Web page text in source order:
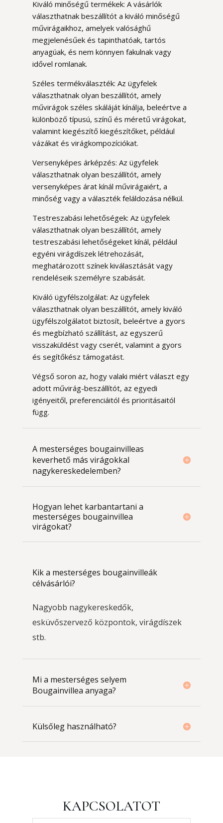
Kiváló minőségű termékek: A vásárlók
választhatnak beszállítót a kiváló minőségű
művirágaikhoz, amelyek valósághű
megjelenésűek és tapinthatóak, tartós
anyagúak, és nem könnyen fakulnak vagy
idővel romlanak.
Széles termékválaszték: Az ügyfelek
választhatnak olyan beszállítót, amely
művirágok széles skáláját kínálja, beleértve a
különböző típusú, színű és méretű virágokat,
valamint kiegészítő kiegészítőket, például
vázákat és virágkompozíciókat.
Versenyképes árképzés: Az ügyfelek
választhatnak olyan beszállítót, amely
versenyképes árat kínál művirágaiért, a
minőség vagy a választék feláldozása nélkül.
Testreszabási lehetőségek: Az ügyfelek
választhatnak olyan beszállítót, amely
testreszabási lehetőségeket kínál, például
egyéni virágdíszek létrehozását,
meghatározott színek kiválasztását vagy
rendeléseik személyre szabását.
Kiváló ügyfélszolgálat: Az ügyfelek
választhatnak olyan beszállítót, amely kiváló
ügyfélszolgálatot biztosít, beleértve a gyors
és megbízható szállítást, az egyszerű
visszaküldést vagy cserét, valamint a gyors
és segítőkész támogatást.
Végső soron az, hogy valaki miért választ egy
adott művirág-beszállítót, az egyedi
igényeitől, preferenciáitól és prioritásaitól
függ.
A mesterséges bougainvilleas
keverhető más virágokkal
nagykereskedelemben?
Hogyan lehet karbantartani a
mesterséges bougainvillea
virágokat?
Kik a mesterséges bougainvilleák
célvásárlói?
Nagyobb nagykereskedők,
esküvőszervező központok, virágdíszek
stb.
Mi a mesterséges selyem
Bougainvillea anyaga?
Külsőleg használható?
KAPCSOLATOT